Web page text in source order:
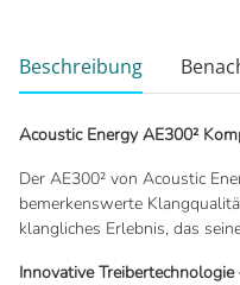
weitere Registerkarten
Beschreibung
Acoustic Energy AE300²
Der AE300² von Acoustic
bemerkenswerte
klangliches Erlebnis, das
Innovative